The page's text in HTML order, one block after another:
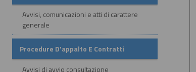
Avvisi, comunicazioni e atti di carattere
generale
Procedure D'appalto E Contratti
Avvisi di avvio consultazione